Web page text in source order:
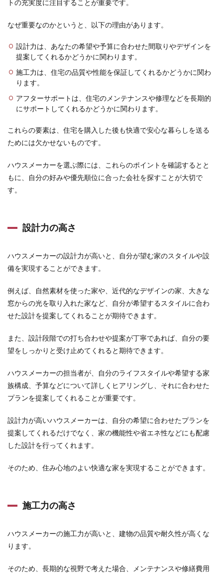
防音
5
金持
ちが
建て
る家
のコ
スト
パフ
マン
スは
6
くり
ライ
か
ら！
Cさん
のFP
体験
6.2
Dさん
のFP
相談
体験
談
まと
め
トの充実度に注目することが重要です。
なぜ重要なのかというと、以下の理由があります。
設計力は、あなたの希望や予算に合わせた間取りやデザインを
提案してくれるかどうかに関わります。
施工力は、住宅の品質や性能を保証してくれるかどうかに関わ
ります。
アフターサポートは、住宅のメンテナンスや修理などを長期的
にサポートしてくれるかどうかに関わります。
これらの要素は、住宅を購入した後も快適で安心な暮らしを送る
ためには欠かせないものです。
ハウスメーカーを選ぶ際には、これらのポイントを確認するとと
もに、自分の好みや優先順位に合った会社を探すことが大切で
す。
設計力の高さ
ハウスメーカーの設計力が高いと、自分が望む家のスタイルや設
備を実現することができます。
例えば、自然素材を使った家や、近代的なデザインの家、大きな
窓からの光を取り入れた家など、自分が希望するスタイルに合わ
せた設計を提案してくれることが期待できます。
また、設計段階での打ち合わせや提案が丁寧であれば、自分の要
望をしっかりと受け止めてくれると期待できます。
ハウスメーカーの担当者が、自分のライフスタイルや希望する家
族構成、予算などについて詳しくヒアリングし、それに合わせた
プランを提案してくれることが重要です。
設計力が高いハウスメーカーは、自分の希望に合わせたプランを
提案してくれるだけでなく、家の機能性や省エネ性などにも配慮
した設計を行ってくれます。
そのため、住み心地のよい快適な家を実現することができます。
施工力の高さ
ハウスメーカーの施工力が高いと、建物の品質や耐久性が高くな
ります。
そのため、長期的な視野で考えた場合、メンテナンスや修繕費用